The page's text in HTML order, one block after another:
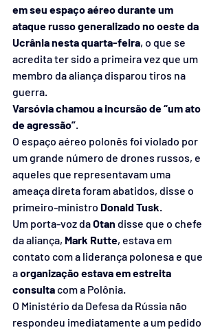
em seu espaço aéreo durante um
ataque russo generalizado no oeste da
Ucrânia nesta quarta-feira, o que se
acredita ter sido a primeira vez que um
membro da aliança disparou tiros na
guerra.
Varsóviachamou a incursão de “um ato
de agressão”
O espaço aéreo polonês foi violado por
um grande número de drones russos, e
aqueles que representavam uma
ameaça direta foram abatidos, disse o
primeiro-ministro Donald Tusk
Um porta-voz da Otan disse que o chefe
da aliança, Mark Rutte, estava em
contato com a liderança polonesa e que
a organização estava em estreita
consulta com a Polônia.
O Ministério da Defesa da Rússia não
respondeu imediatamente a um pedido